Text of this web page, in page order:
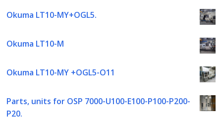
Okuma LT10-MY+OGL5.
Okuma LT10-M
Okuma LT10-MY +OGL5-O11
Parts, units for OSP 7000-U100-E100-P100-P200-
P20.